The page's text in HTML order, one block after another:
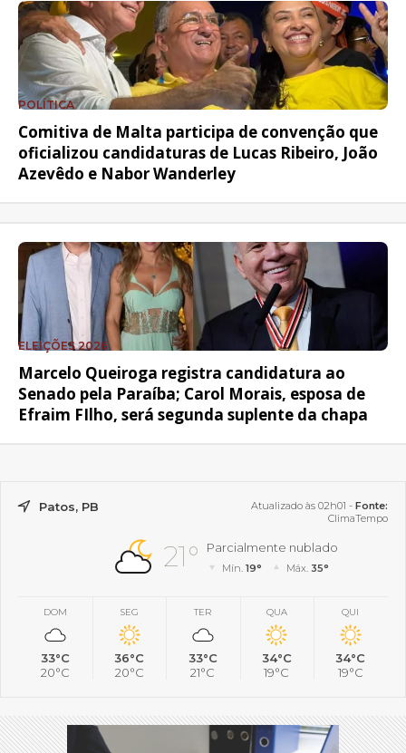
POLÍTICA
Comitiva de Malta participa de convenção que
oficializou candidaturas de Lucas Ribeiro, João
Azevêdo e Nabor Wanderley
ELEIÇÕES 2026
Marcelo Queiroga registra candidatura ao
Senado pela Paraíba; Carol Morais, esposa de
Efraim FIlho, será segunda suplente da chapa
Patos, PB Atualizado às 02h01 - Fonte:
ClimaTempo
21° Parcialmente nublado
Mín.19° Máx. 35°
DOM
33°C
20°C
SEG
36°C
20°C
TER
33°C
21°C
QUA
34°C
19°C
QUI
34°C
19°C